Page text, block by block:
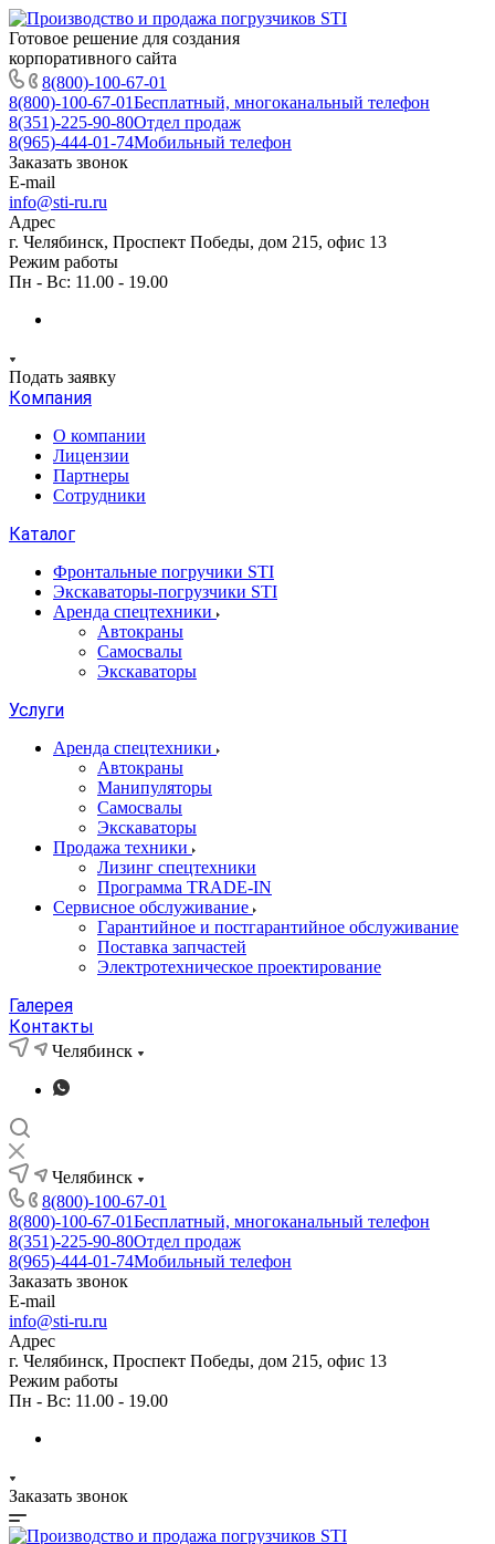
Готовое решение для создания
корпоративного сайта
8(800)-100-67-01
8(800)-100-67-01Бесплатный, многоканальный телефон
8(351)-225-90-80Отдел продаж
8(965)-444-01-74Мобильный телефон
Заказать звонок
E-mail
info@sti-ru.ru
Адрес
г. Челябинск, Проспект Победы, дом 215, офис 13
Режим работы
Пн - Вс: 11.00 - 19.00
Подать заявку
Компания
О компании
Лицензии
Партнеры
Сотрудники
Каталог
Фронтальные погручики STI
Экскаваторы-погрузчики STI
Аренда спецтехники
Автокраны
Самосвалы
Экскаваторы
Услуги
Аренда спецтехники
Автокраны
Манипуляторы
Самосвалы
Экскаваторы
Продажа техники
Лизинг спецтехники
Программа TRADE-IN
Сервисное обслуживание
Гарантийное и постгарантийное обслуживание
Поставка запчастей
Электротехническое проектирование
Галерея
Контакты
Челябинск
Челябинск
8(800)-100-67-01
8(800)-100-67-01Бесплатный, многоканальный телефон
8(351)-225-90-80Отдел продаж
8(965)-444-01-74Мобильный телефон
Заказать звонок
E-mail
info@sti-ru.ru
Адрес
г. Челябинск, Проспект Победы, дом 215, офис 13
Режим работы
Пн - Вс: 11.00 - 19.00
Заказать звонок